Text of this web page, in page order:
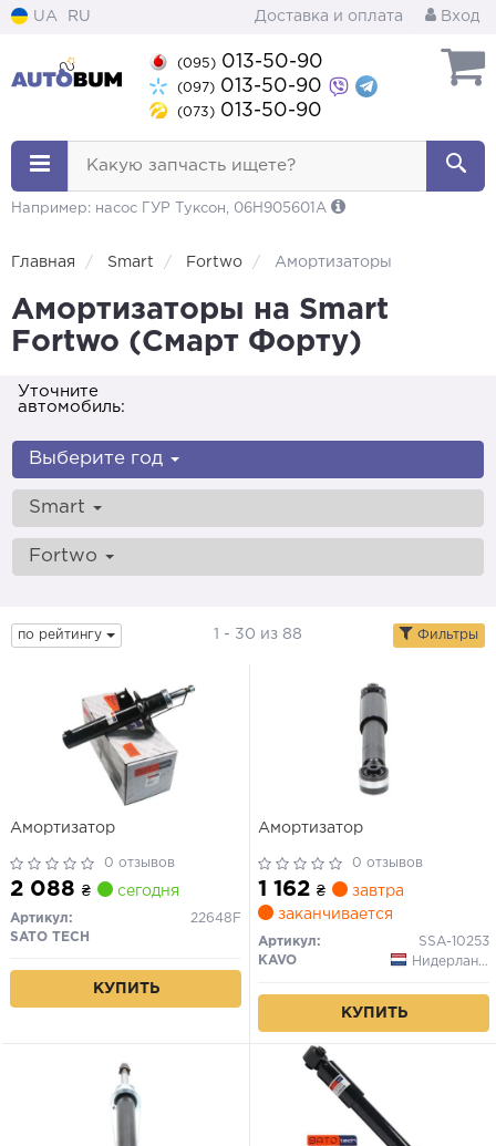
UA RU Доставка и оплата Вход
(095) 013-50-90
(097) 013-50-90
(073) 013-50-90
Какую запчасть ищете?
Например: насос ГУР Туксон, 06H905601A
Главная Smart Fortwo Амортизаторы
Амортизаторы на Smart
Fortwo (Смарт Форту)
Уточните
автомобиль:
Выберите год
Smart
Fortwo
по рейтингу 1 - 30 из 88 Фильтры
Амортизатор
0 отзывов
2 088 ₴ сегодня
Артикул:
22648F
SATO TECH
КУПИТЬ
Амортизатор
0 отзывов
1 162 ₴
завтра
заканчивается
Артикул:
SSA-10253
KAVO
Нидерланды
КУПИТЬ